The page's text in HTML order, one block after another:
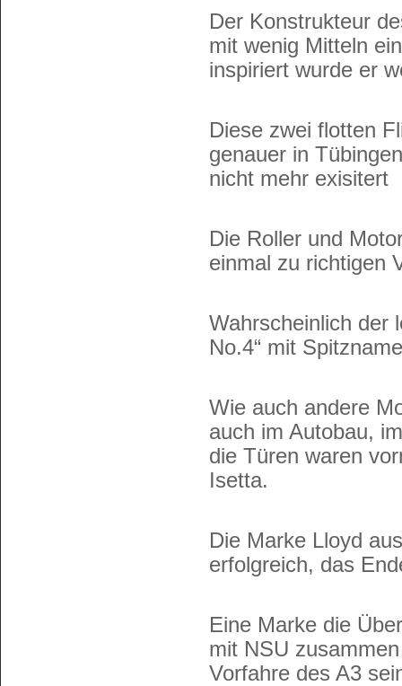
Der Konstrukteur
mit wenig Mitteln
inspiriert wurde er
Diese zwei flotten
genauer in
nicht mehr exisitert
Die Roller und
einmal zu richtigen
Wahrscheinlich der
No.4“ mit
Wie auch andere
auch im Autobau,
die Türen waren
Isetta.
Die Marke Lloyd
erfolgreich, das
Eine Marke die
mit NSU
Vorfahre des A3